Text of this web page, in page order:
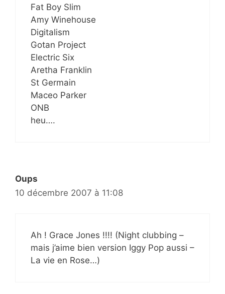
Fat Boy Slim
Amy Winehouse
Digitalism
Gotan Project
Electric Six
Aretha Franklin
St Germain
Maceo Parker
ONB
heu….
Oups
10 décembre 2007 à 11:08
Ah ! Grace Jones !!!! (Night clubbing –
mais j’aime bien version Iggy Pop aussi –
La vie en Rose…)